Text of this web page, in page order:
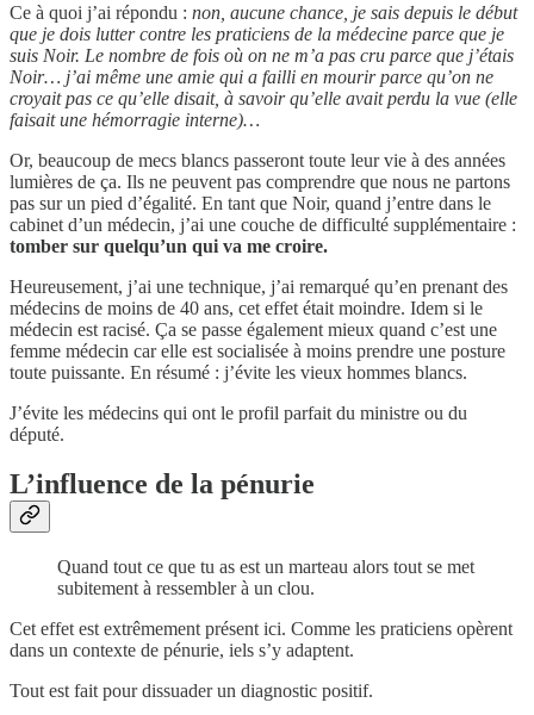
Ce à quoi j’ai répondu : non, aucune chance, je sais depuis le début
que je dois lutter contre les praticiens de la médecine parce que je
suis Noir. Le nombre de fois où on ne m’a pas cru parce que j’étais
Noir… j’ai même une amie qui a failli en mourir parce qu’on ne
croyait pas ce qu’elle disait, à savoir qu’elle avait perdu la vue (elle
faisait une hémorragie interne)…
Or, beaucoup de mecs blancs passeront toute leur vie à des années
lumières de ça. Ils ne peuvent pas comprendre que nous ne partons
pas sur un pied d’égalité. En tant que Noir, quand j’entre dans le
cabinet d’un médecin, j’ai une couche de difficulté supplémentaire :
tomber sur quelqu’un qui va me croire.
Heureusement, j’ai une technique, j’ai remarqué qu’en prenant des
médecins de moins de 40 ans, cet effet était moindre. Idem si le
médecin est racisé. Ça se passe également mieux quand c’est une
femme médecin car elle est socialisée à moins prendre une posture
toute puissante. En résumé : j’évite les vieux hommes blancs.
J’évite les médecins qui ont le profil parfait du ministre ou du
député.
L’influence de la pénurie
Quand tout ce que tu as est un marteau alors tout se met
subitement à ressembler à un clou.
Cet effet est extrêmement présent ici. Comme les praticiens opèrent
dans un contexte de pénurie, iels s’y adaptent.
Tout est fait pour dissuader un diagnostic positif.